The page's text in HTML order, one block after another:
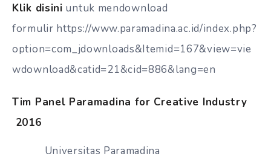
Klik disini untuk mendownload
formulir https://www.paramadina.ac.id/index.php?
option=com_jdownloads&Itemid=167&view=vie
wdownload&catid=21&cid=886&lang=en
Tim Panel Paramadina for Creative Industry
2016
Universitas Paramadina